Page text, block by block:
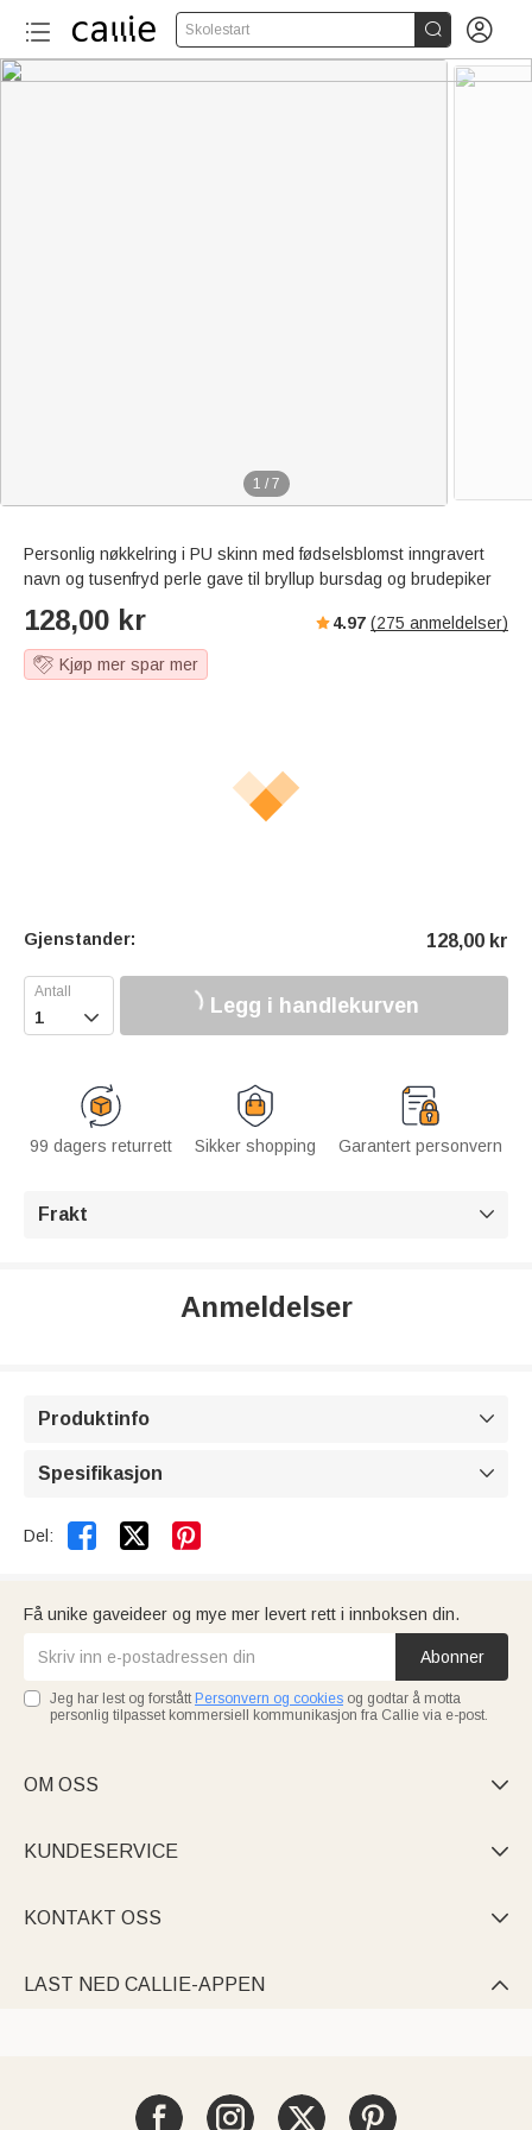
Skolestart  
1 / 7
Personlig nøkkelring i PU skinn med fødselsblomst inngravert
navn og tusenfryd perle gave til bryllup bursdag og brudepiker
128,00 kr 4.97 (275 anmeldelser)
Kjøp mer spar mer
Gjenstander: 128,00 kr
 Legg i handlekurven
99 dagers returrett Sikker shopping Garantert personvern
Frakt 
Anmeldelser
Produktinfo 
Spesifikasjon 
Del:  
Få unike gaveideer og mye mer levert rett i innboksen din.
Abonner
Jeg har lest og forstått Personvern og cookies og godtar å motta
personlig tilpasset kommersiell kommunikasjon fra Callie via e-post.
OM OSS 
KUNDESERVICE 
KONTAKT OSS 
LAST NED CALLIE-APPEN 